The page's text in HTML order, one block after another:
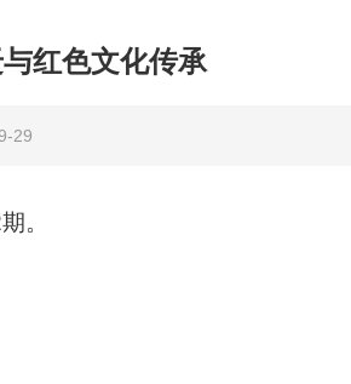
红色文化传承
29
。